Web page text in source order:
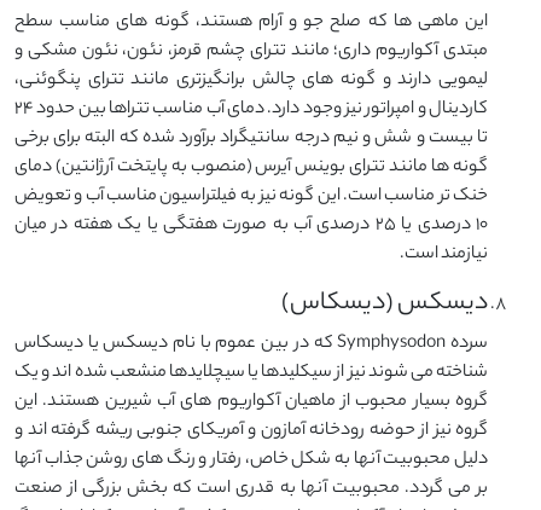
این ماهی ها که صلح جو و آرام هستند، گونه های مناسب سطح
مبتدی آکواریوم داری؛ مانند تترای چشم قرمز، نئون، نئون مشکی و
لیمویی دارند و گونه های چالش برانگیزتری مانند تترای پنگوئنی،
کاردینال و امپراتور نیز وجود دارد. دمای آب مناسب تتراها بین حدود ۲۴
تا بیست و شش و نیم درجه سانتیگراد برآورد شده که البته برای برخی
گونه ها مانند تترای بوینس آیرس (منصوب به پایتخت آرژانتین) دمای
خنک تر مناسب است. این گونه نیز به فیلتراسیون مناسب آب و تعویض
۱۰ درصدی یا ۲۵ درصدی آب به صورت هفتگی یا یک هفته در میان
نیازمند است.
دیسکس (دیسکاس)
سرده Symphysodon که در بین عموم با نام دیسکس یا دیسکاس
شناخته می شوند نیز از سیکلیدها یا سیچلایدها منشعب شده اند و یک
گروه بسیار محبوب از ماهیان آکواریوم های آب شیرین هستند. این
گروه نیز از حوضه رودخانه آمازون و آمریکای جنوبی ریشه گرفته اند و
دلیل محبوبیت آنها به شکل خاص، رفتار و رنگ های روشن جذاب آنها
بر می گردد. محبوبیت آنها به قدری است که بخش بزرگی از صنعت